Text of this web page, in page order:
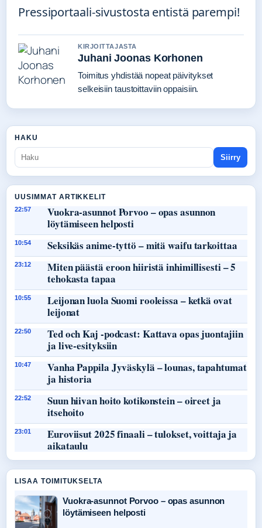
Pressiportaali-sivustosta entistä parempi!
KIRJOITTAJASTA
Juhani Joonas Korhonen
Toimitus yhdistää nopeat päivitykset
selkeisiin taustoittaviin oppaisiin.
HAKU
Siirry
UUSIMMAT ARTIKKELIT
22:57
Vuokra-asunnot Porvoo – opas asunnon
löytämiseen helposti
10:54 Seksikäs anime-tyttö – mitä waifu tarkoittaa
23:12
Miten päästä eroon hiiristä inhimillisesti – 5
tehokasta tapaa
10:55
Leijonan luola Suomi rooleissa – ketkä ovat
leijonat
22:50
Ted och Kaj -podcast: Kattava opas juontajiin
ja live-esityksiin
10:47
Vanha Pappila Jyväskylä – lounas, tapahtumat
ja historia
22:52
Suun hiivan hoito kotikonstein – oireet ja
itsehoito
23:01
Euroviisut 2025 finaali – tulokset, voittaja ja
aikataulu
LISAA TOIMITUKSELTA
Vuokra-asunnot Porvoo – opas asunnon
löytämiseen helposti